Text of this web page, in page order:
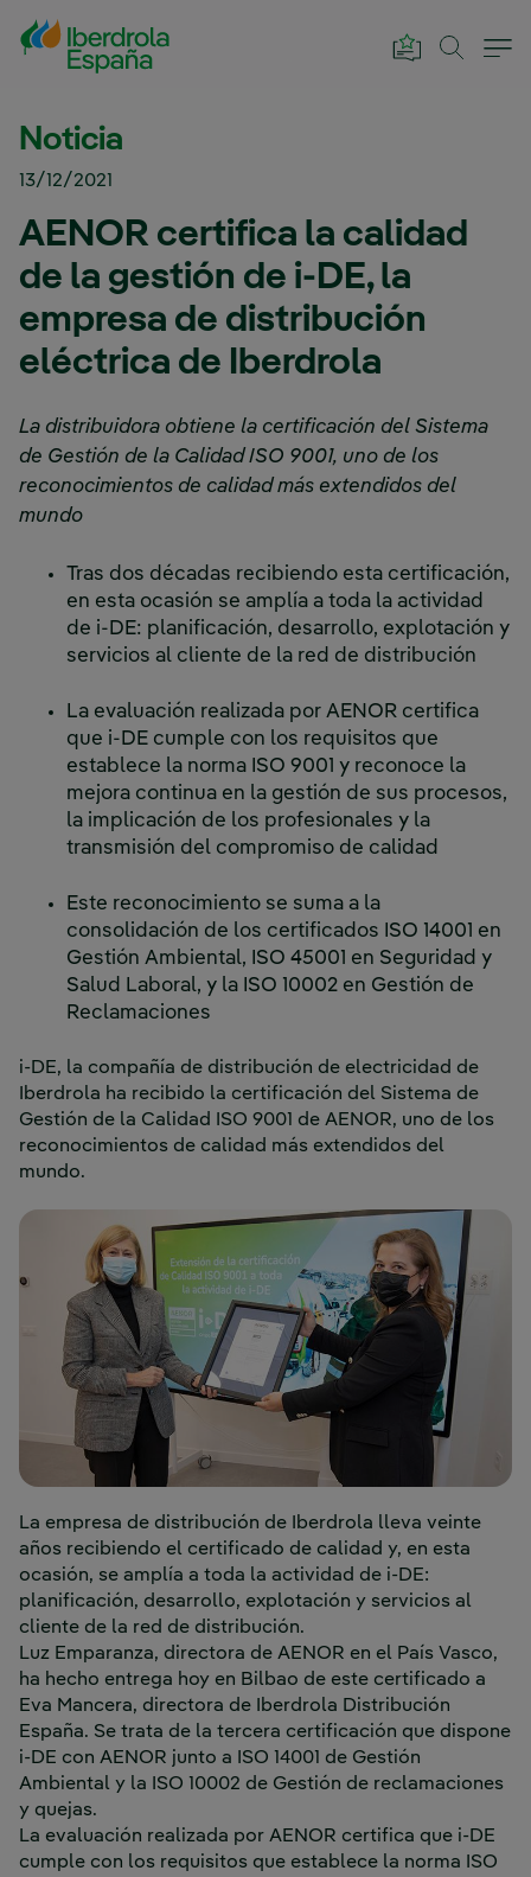
Saltar al contenido principal
Noticia
13/12/2021
AENOR certifica la calidad
de la gestión de i-DE, la
empresa de distribución
eléctrica de Iberdrola
La distribuidora obtiene la certificación del Sistema
de Gestión de la Calidad ISO 9001, uno de los
reconocimientos de calidad más extendidos del
mundo
Tras dos décadas recibiendo esta certificación,
en esta ocasión se amplía a toda la actividad
de i-DE: planificación, desarrollo, explotación y
servicios al cliente de la red de distribución
La evaluación realizada por AENOR certifica
que i-DE cumple con los requisitos que
establece la norma ISO 9001 y reconoce la
mejora continua en la gestión de sus procesos,
la implicación de los profesionales y la
transmisión del compromiso de calidad
Este reconocimiento se suma a la
consolidación de los certificados ISO 14001 en
Gestión Ambiental, ISO 45001 en Seguridad y
Salud Laboral, y la ISO 10002 en Gestión de
Reclamaciones
i-DE, la compañía de distribución de electricidad de
Iberdrola ha recibido la certificación del Sistema de
Gestión de la Calidad ISO 9001 de AENOR, uno de los
reconocimientos de calidad más extendidos del
mundo.
La empresa de distribución de Iberdrola lleva veinte
años recibiendo el certificado de calidad y, en esta
ocasión, se amplía a toda la actividad de i-DE:
planificación, desarrollo, explotación y servicios al
cliente de la red de distribución.
Luz Emparanza, directora de AENOR en el País Vasco,
ha hecho entrega hoy en Bilbao de este certificado a
Eva Mancera, directora de Iberdrola Distribución
España. Se trata de la tercera certificación que dispone
i-DE con AENOR junto a ISO 14001 de Gestión
Ambiental y la ISO 10002 de Gestión de reclamaciones
y quejas.
La evaluación realizada por AENOR certifica que i-DE
cumple con los requisitos que establece la norma ISO